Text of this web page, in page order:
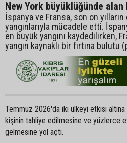
New York büyüklüğünde alan
İspanya ve Fransa, son on yılların
yangınlarıyla mücadele etti.
en büyük yangını kaydedilirken,
yangın kaynaklı bir fırtına
Temmuz 2026'da iki ülkeyi etkisi altına
kişinin tahliye edilmesine ve yüzlerce
gelmesine yol açtı.